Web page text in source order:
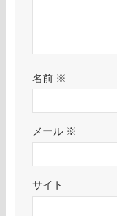
名前 ※
メール ※
サイト